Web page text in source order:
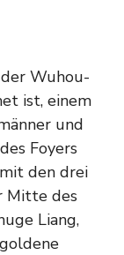
Wuhou-
ist, einem
und
Foyers
den drei
Mitte des
Liang,